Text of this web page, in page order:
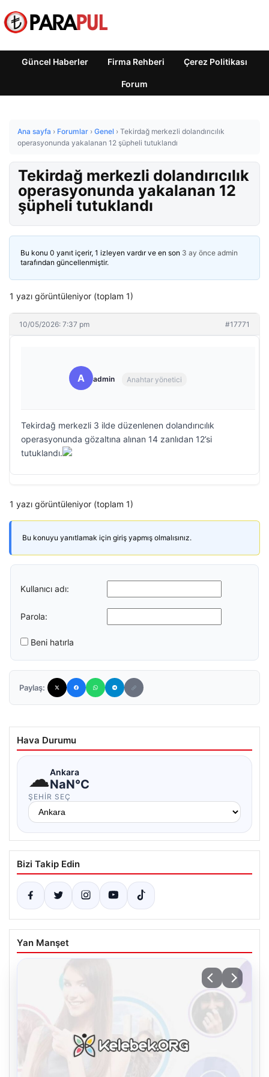
Güncel Haberler Firma Rehberi Çerez Politikası
Forum
Ana sayfa › Forumlar › Genel › Tekirdağ merkezli dolandırıcılık
operasyonunda yakalanan 12 şüpheli tutuklandı
Tekirdağ merkezli dolandırıcılık
operasyonunda yakalanan 12
şüpheli tutuklandı
Bu konu 0 yanıt içerir, 1 izleyen vardır ve en son 3 ay önce admin
tarafından güncellenmiştir.
1 yazı görüntüleniyor (toplam 1)
10/05/2026: 7:37 pm #17771
A admin Anahtar yönetici
Tekirdağ merkezli 3 ilde düzenlenen dolandırıcılık
operasyonunda gözaltına alınan 14 zanlıdan 12’si
tutuklandı.
1 yazı görüntüleniyor (toplam 1)
Bu konuyu yanıtlamak için giriş yapmış olmalısınız.
Kullanıcı adı:
Parola:
Beni hatırla
Paylaş:
Hava Durumu
☁Ankara
NaN°C
ŞEHIR SEÇ
Bizi Takip Edin
Yan Manşet